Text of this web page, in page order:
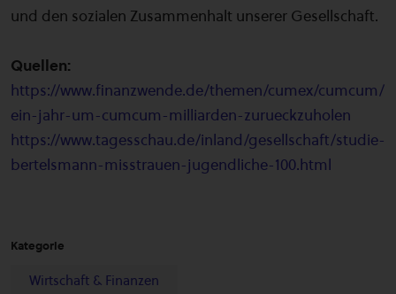
und den sozialen Zusammenhalt unserer Gesellschaft.
Quellen:
https://www.finanzwende.de/themen/cumex/cumcum/
ein-jahr-um-cumcum-milliarden-zurueckzuholen
https://www.tagesschau.de/inland/gesellschaft/studie-
bertelsmann-misstrauen-jugendliche-100.html
Kategorie
Wirtschaft & Finanzen